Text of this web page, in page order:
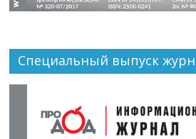
Специальный выпуск